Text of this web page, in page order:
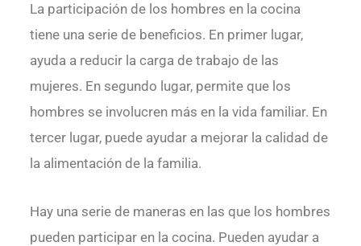
La participación de los hombres en la cocina
tiene una serie de beneficios. En primer lugar,
ayuda a reducir la carga de trabajo de las
mujeres. En segundo lugar, permite que los
hombres se involucren más en la vida familiar. En
tercer lugar, puede ayudar a mejorar la calidad de
la alimentación de la familia.
Hay una serie de maneras en las que los hombres
pueden participar en la cocina. Pueden ayudar a